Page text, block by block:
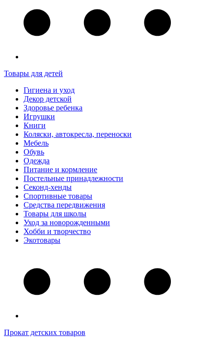
Товары для детей
Гигиена и уход
Декор детской
Здоровье ребенка
Игрушки
Книги
Коляски, автокресла, переноски
Мебель
Обувь
Одежда
Питание и кормление
Постельные принадлежности
Секонд-хенды
Спортивные товары
Средства передвижения
Товары для школы
Уход за новорожденными
Хобби и творчество
Экотовары
Прокат детских товаров